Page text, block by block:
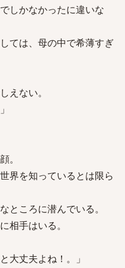
しかなかったに違いな
ては、母の中で希薄すぎ
えない。
。
界を知っているとは限ら
ところに潜んでいる。
相手はいる。
大丈夫よね！。」